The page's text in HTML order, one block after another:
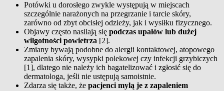
Potówki u dorosłego zwykle występują w miejscach
szczególnie narażonych na przegrzanie i tarcie skóry,
zarówno od zbyt obcisłej odzieży, jak i wysiłku fizycznego.
Objawy często nasilają się podczas upałów lub dużej
wilgotności powietrza [2].
Zmiany bywają podobne do alergii kontaktowej, atopowego
zapalenia skóry, wysypki polekowej czy infekcji grzybiczych
[1], dlatego nie należy ich bagatelizować i zgłosić się do
dermatologa, jeśli nie ustępują samoistnie.
Zdarza się także, że pacjenci mylą je z zapaleniem